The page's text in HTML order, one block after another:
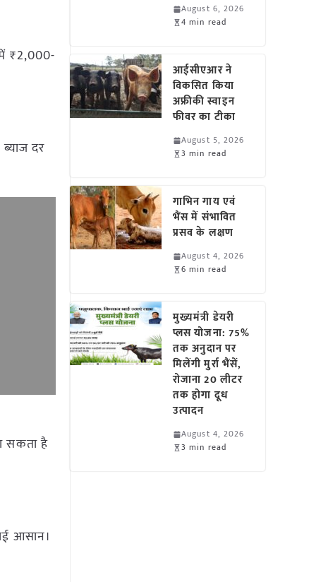
₹2,000-
दर
सकता है
आसान।
August 6, 2026
4 min read
आईसीएआर ने
विकसित किया
अफ्रीकी स्वाइन
फीवर का टीका
August 5, 2026
3 min read
गाभिन गाय एवं
भैंस में संभावित
प्रसव के लक्षण
August 4, 2026
6 min read
मुख्यमंत्री डेयरी
प्लस योजना: 75%
तक अनुदान पर
मिलेंगी मुर्रा भैंसें,
रोजाना 20 लीटर
तक होगा दूध
उत्पादन
August 4, 2026
3 min read